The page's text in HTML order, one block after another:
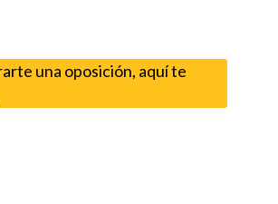
una oposición, aquí te